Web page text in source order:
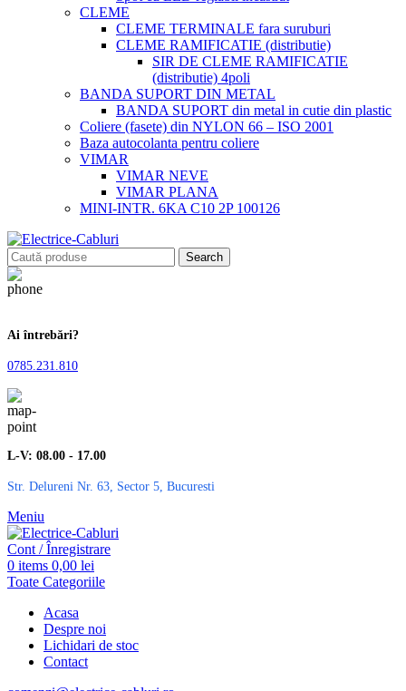
CLEME
CLEME TERMINALE fara suruburi
CLEME RAMIFICATIE (distributie)
SIR DE CLEME RAMIFICATIE
(distributie) 4poli
BANDA SUPORT DIN METAL
BANDA SUPORT din metal in cutie din plastic
Coliere (fasete) din NYLON 66 – ISO 2001
Baza autocolanta pentru coliere
VIMAR
VIMAR NEVE
VIMAR PLANA
MINI-INTR. 6KA C10 2P 100126
Search
Ai întrebări?
0785.231.810
L-V: 08.00 - 17.00
Str. Delureni Nr. 63, Sector 5, Bucuresti
Meniu
Cont / Înregistrare
0 items 0,00 lei
Toate Categoriile
Acasa
Despre noi
Lichidari de stoc
Contact